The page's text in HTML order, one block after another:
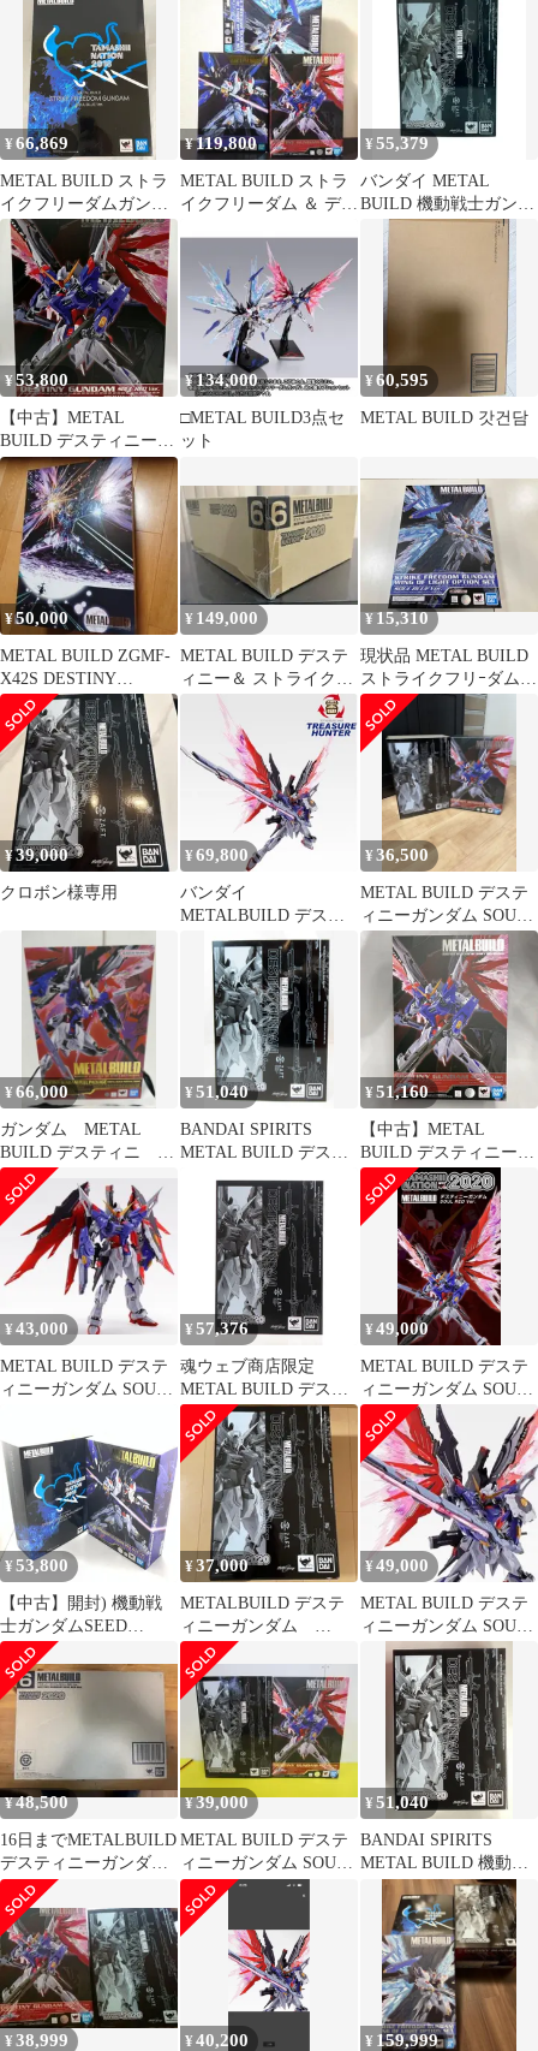
¥66,869
METAL BUILD ストラ
イクフリーダムガンダ
ム SOUL BLUE 『機動
戦士ガンダムSEED
DESTINY』(魂ネイシ
¥119,800
METAL BUILD ストラ
イクフリーダム ＆ デス
¥ 55,379
バンダイ METAL
BUILD 機動戦士ガンダ
ムSEED DESTINY
ZGMF-X42S デスティ
ニーガンダム SOUL
RED Ver. TAMASHII
NATION 2020 魂ウェブ
¥53,800
【中古】METAL
BUILD デスティニーガ
ンダム SOUL RED Ver.
[90]
¥134,000
□METAL BUILD3点セ
ット
¥60,595
METAL BUILD 갓건담
¥50,000
METAL BUILD ZGMF-
X42S DESTINY
GUNDAM
¥ 149,000
METAL BUILD デステ
ィニー＆ ストライクフ
リーダム＆光の翼
¥15,310
現状品 METAL BUILD
ストライクフリｰダムガ
ンダム 光の翼オプショ
ンセット SOUL BLUE
Ver. 機動戦士ガンダム
SEED DESTINY
¥39,000
クロボン様専用
¥69,800
バンダイ
METALBUILD デステ
ィニーガンダム SOUL
RED Ver. TAMASHII
NATION2020開催記念
商品 未開封品
【109051382001】
¥36,500
METAL BUILD デステ
ィニーガンダム SOUL
RED Ver.
¥66,000
ガンダム METAL
BUILD デスティニ ジ
ャスティ フリーダ
ム ストライ
¥51,040
BANDAI SPIRITS
METAL BUILD デステ
RED ver
¥51,160
【中古】METAL
BUILD デスティニーガ
ンダム SOUL RED Ver.
[79]
¥ 43,000
METAL BUILD デステ
ィニーガンダム SOUL
¥ 57,376
魂ウェブ商店限定
METAL BUILD デステ
ィニーガンダム SOUL
RED Ver. 機動戦士ガン
ダムSEED DESTINY(シ
ード デスティニー) 完
成品 可動フィギュア バ
ンダイスピリッツ
¥49,000
METAL BUILD デステ
ィニーガンダム SOUL
RED Ver.
¥ 53,800
【中古】開封) 機動戦
士ガンダムSEED
DESTINY METAL
BUlLD ストライクフリ
ーダムガンダム SOUL
BLUE Ver.[10]
¥37,000
METALBUILD デステ
ィニーガンダム
SOULRED Ver.
¥49,000
METAL BUILD デステ
ィニーガンダム SOUL
RED Ver.
¥48,500
16日までMETALBUILD
デスティニーガンダム
SOULREDVer超メ値引
¥39,000
METAL BUILD デステ
ィニーガンダム SOUL
RED Ver.開封美品
¥51,040
BANDAI SPIRITS
METAL BUILD 機動戦
士ガンダムSEED
DESTINY デスティニー
ガンダム SOUL RED
¥38,999 ¥40,200 ¥ 159,999